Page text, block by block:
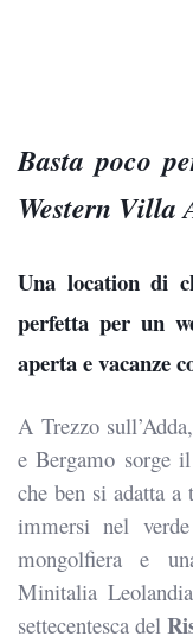
Basta poco
Western Villa
Una location di
perfetta per un
aperta e vacanze
A Trezzo
e Bergamo sorge
che ben si adatta
immersi nel
mongolfiera e
Minitalia
settecentesca del